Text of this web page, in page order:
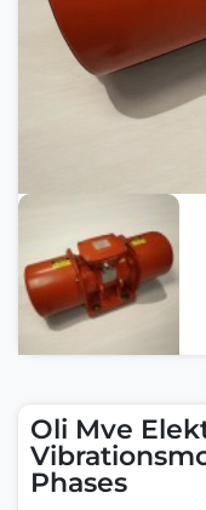
Oli Mve
Phases